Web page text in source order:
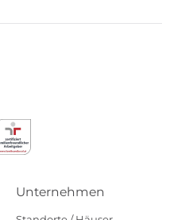
Unternehmen